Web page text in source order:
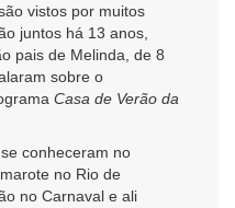
vistos por muitos
juntos há 13 anos,
pais de Melinda, de 8
sobre o
Casa de Verão da
conheceram no
no Rio de
no Carnaval e ali